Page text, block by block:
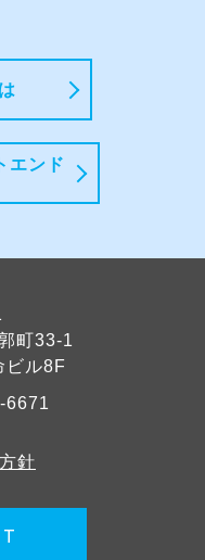
エンド
町33-1
ビル8F
6671
針